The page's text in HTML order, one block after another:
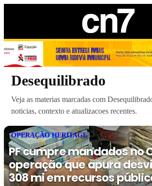
Desequilibrado
Veja as materias marcadas com
noticias, contexto e atualizacoes recentes.
OPERAÇÃO HERITAGE
PF cumpre mandados no
operação que apura
308 mi em recursos